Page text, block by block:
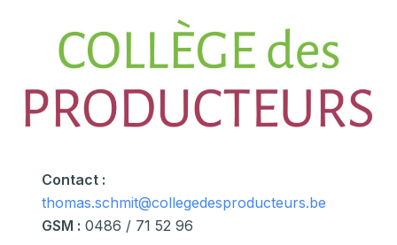
Contact :
thomas.schmit@collegedesproducteurs.be
GSM : 0486 / 71 52 96